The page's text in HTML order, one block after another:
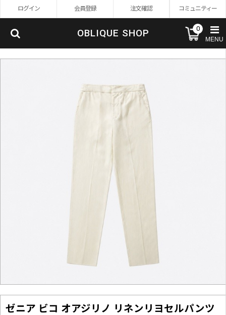
ログイン 会員登録 注文確認 コミュニティー
OBLIQUE SHOP 0
MENU
ゼニア ビコ オアジリノ リネンリヨセルパンツ